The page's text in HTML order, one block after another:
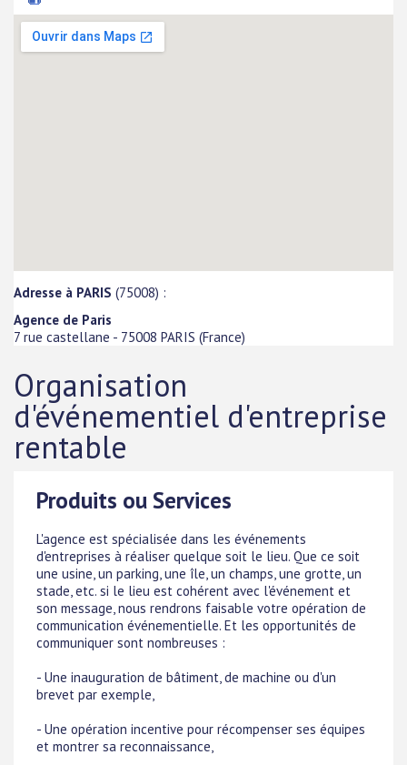
Adresse à PARIS (75008) :
Agence de Paris
7 rue castellane - 75008 PARIS (France)
Organisation
d'événementiel d'entreprise
rentable
Produits ou Services
L'agence est spécialisée dans les événements
d'entreprises à réaliser quelque soit le lieu. Que ce soit
une usine, un parking, une île, un champs, une grotte, un
stade, etc. si le lieu est cohérent avec l'événement et
son message, nous rendrons faisable votre opération de
communication événementielle. Et les opportunités de
communiquer sont nombreuses :
- Une inauguration de bâtiment, de machine ou d'un
brevet par exemple,
- Une opération incentive pour récompenser ses équipes
et montrer sa reconnaissance,